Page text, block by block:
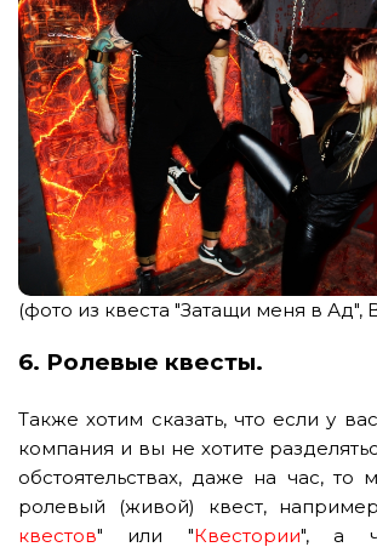
(фото из квеста "Затащи меня в Ад",
6. Ролевые квесты.
Также хотим сказать, что если у
компания и вы не хотите
обстоятельствах, даже на час, то
ролевый (живой) квест,
квестов" или "Квестории", а